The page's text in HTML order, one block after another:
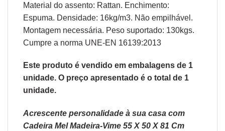
Material do assento: Rattan. Enchimento:
Espuma. Densidade: 16kg/m3. Não empilhável.
Montagem necessária. Peso suportado: 130kgs.
Cumpre a norma UNE-EN 16139:2013
Este produto é vendido em embalagens de 1
unidade. O preço apresentado é o total de 1
unidade.
Acrescente personalidade à sua casa com
Cadeira Mel Madeira-Vime 55 X 50 X 81 Cm